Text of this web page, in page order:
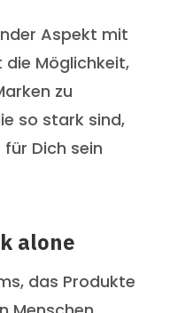
Aspekt mit
Möglichkeit,
zu
so stark sind,
Dich sein
alone
das Produkte